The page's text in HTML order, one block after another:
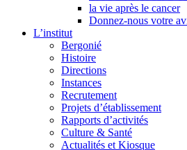
la vie après le cancer
Donnez-nous votre
L’institut
Bergonié
Histoire
Directions
Instances
Recrutement
Projets d’établissement
Rapports d’activités
Culture & Santé
Actualités et Kiosque